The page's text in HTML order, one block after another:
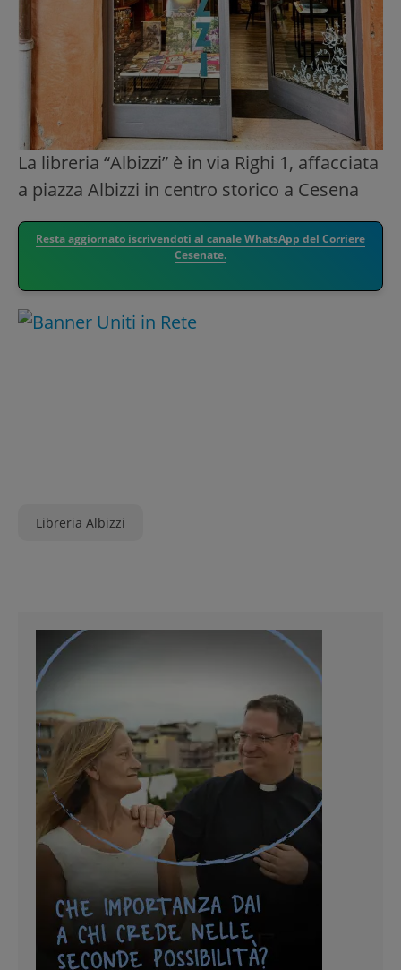
La libreria “Albizzi” è in via Righi 1, affacciata
a piazza Albizzi in centro storico a Cesena
Resta aggiornato iscrivendoti al canale WhatsApp del Corriere
Cesenate.
Libreria Albizzi